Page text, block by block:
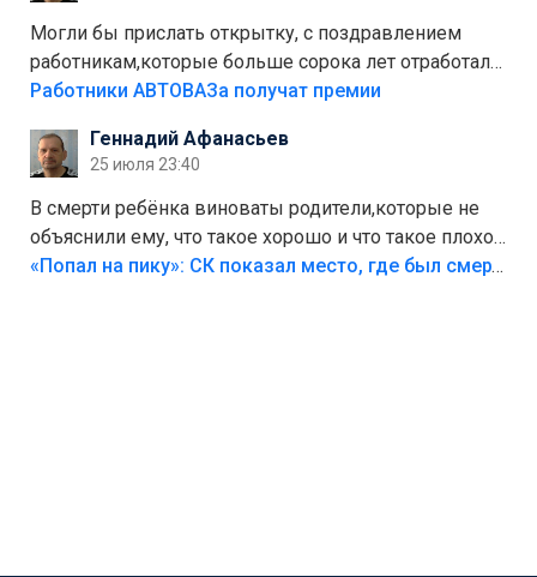
Могли бы прислать открытку, с поздравлением
работникам,которые больше сорока лет отработали
на предприятии.
Работники АВТОВАЗа получат премии
Геннадий Афанасьев
25 июля 23:40
В смерти ребёнка виноваты родители,которые не
объяснили ему, что такое хорошо и что такое плохо!
Лезть через такой забор,верх безумия,есть же
«Попал на пику»: СК показал место, где был смертельно травмирован ребенок в Тольятти